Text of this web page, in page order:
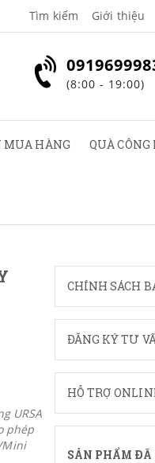
Tìm kiếm Giới thiệu
(8:00 - 19:00)
MUA HÀNG QUÀ CÔNG
URSA
phép
Mini
CHÍNH SÁCH
ĐĂNG KÝ TƯ
HỖ TRỢ
SẢN PHẨM ĐÃ